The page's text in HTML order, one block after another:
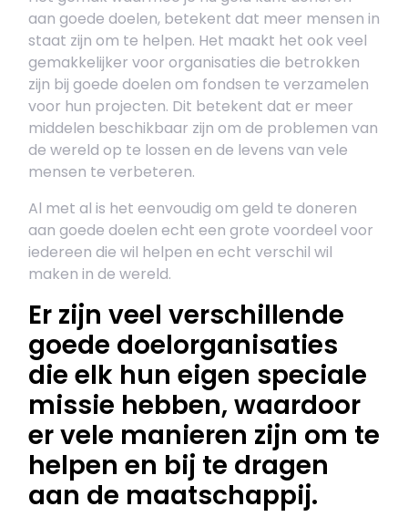
aan goede doelen, betekent dat meer mensen in
staat zijn om te helpen. Het maakt het ook veel
gemakkelijker voor organisaties die betrokken
zijn bij goede doelen om fondsen te verzamelen
voor hun projecten. Dit betekent dat er meer
middelen beschikbaar zijn om de problemen van
de wereld op te lossen en de levens van vele
mensen te verbeteren.
Al met al is het eenvoudig om geld te doneren
aan goede doelen echt een grote voordeel voor
iedereen die wil helpen en echt verschil wil
maken in de wereld.
Er zijn veel verschillende
goede doelorganisaties
die elk hun eigen speciale
missie hebben, waardoor
er vele manieren zijn om te
helpen en bij te dragen
aan de maatschappij.